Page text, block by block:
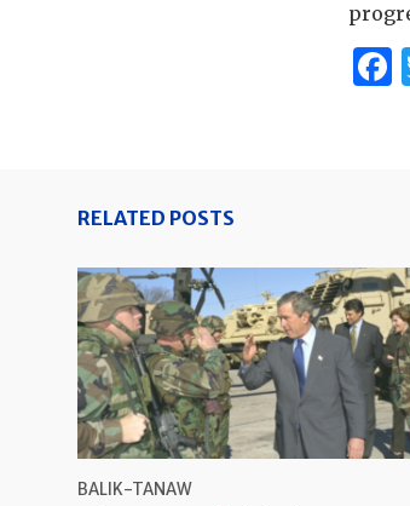
RELATED POSTS
BALIK-TANAW